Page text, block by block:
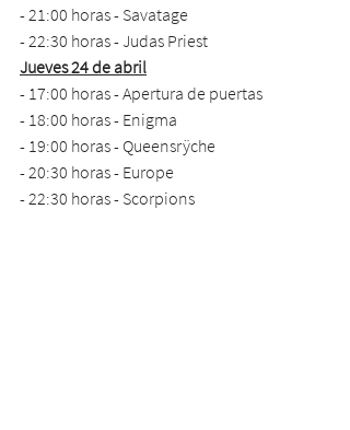
- 21:00 horas - Savatage
- 22:30 horas - Judas Priest
Jueves 24 de abril
- 17:00 horas - Apertura de puertas
- 18:00 horas - Enigma
- 19:00 horas - Queensrÿche
- 20:30 horas - Europe
- 22:30 horas - Scorpions